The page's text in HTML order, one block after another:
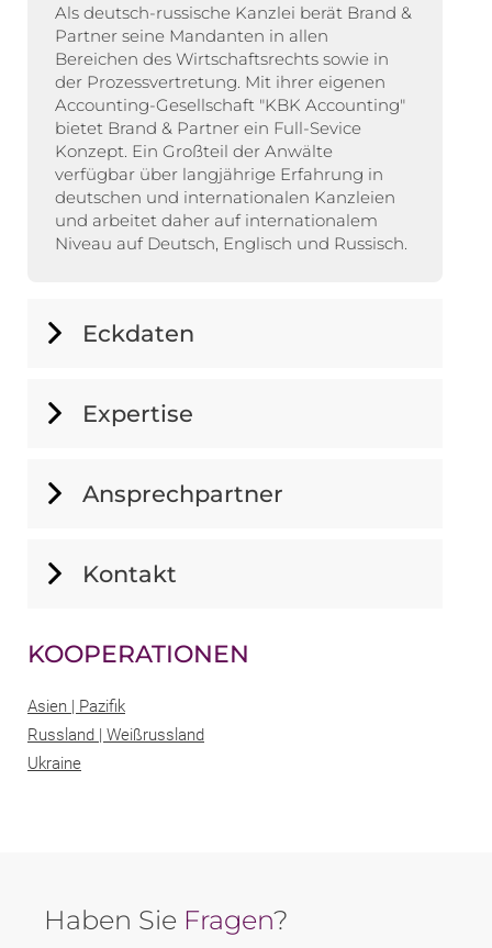
Als deutsch-russische Kanzlei berät Brand &
Partner seine Mandanten in allen
Bereichen des Wirtschaftsrechts sowie in
der Prozessvertretung. Mit ihrer eigenen
Accounting-Gesellschaft "KBK Accounting"
bietet Brand & Partner ein Full-Sevice
Konzept. Ein Großteil der Anwälte
verfügbar über langjährige Erfahrung in
deutschen und internationalen Kanzleien
und arbeitet daher auf internationalem
Niveau auf Deutsch, Englisch und Russisch.
Eckdaten
Expertise
Ansprechpartner
Kontakt
KOOPERATIONEN
Asien | Pazifik
Russland | Weißrussland
Ukraine
Haben Sie Fragen?